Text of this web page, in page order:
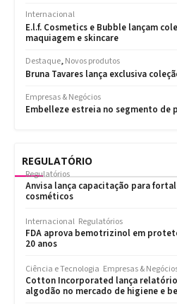
REGULATÓRIO
Regulatórios
Anvisa lança capacitação para
cosméticos
Internacional Regulatórios
FDA aprova bemotrizinol em
20 anos
Ciência e Tecnologia Empresas &
Cotton Incorporated lança
algodão no mercado de higiene e